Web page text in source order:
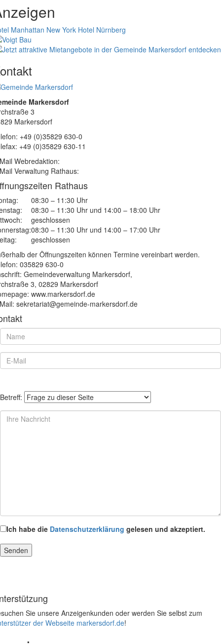
Manhattan New York Hotel Nürnberg
Markersdorf
3
Markersdorf
+49 (0)35829 630-0
+49 (0)35829 630-11
Webredaktion:
Verwaltung Rathaus:
Rathaus
08:30 – 11:30 Uhr
08:30 – 11:30 Uhr und 14:00 – 18:00 Uhr
geschlossen
08:30 – 11:30 Uhr und 14:00 – 17:00 Uhr
geschlossen
der Öffnungszeiten können Termine vereinbart werden.
035829 630-0
Gemeindeverwaltung Markersdorf,
3, 02829 Markersdorf
www.markersdorf.de
sekretariat@gemeinde-markersdorf.de
Betreff:
Ich habe die Datenschutzerklärung gelesen und akzeptiert.
Sie unsere Anzeigenkunden oder werden Sie selbst zum
der Webseite markersdorf.de!